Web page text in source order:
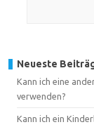
Neueste
Kann ich eine
verwenden?
Kann ich ein